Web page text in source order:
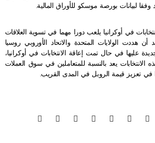
في أوكرانيا يلعب دورا مهما في تسوية العلاقات
هددت الولايات المتحدة والاتحاد الأوروبي روسيا
عليها في حال تمت إعاقة الانتخابات في أوكرانيا،
الانتخابات يعد بالنسبة للمتعاملين في سوق العملات
في تعزيز قيمة الروبل في المدى القريب.